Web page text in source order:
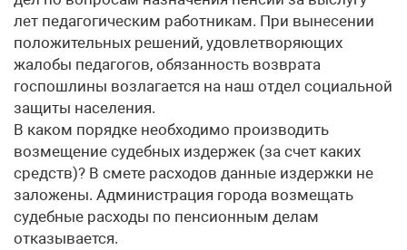
лет педагогическим работникам. При вынесении
положительных решений, удовлетворяющих
жалобы педагогов, обязанность возврата
госпошлины возлагается на наш отдел социальной
защиты населения.
В каком порядке необходимо производить
возмещение судебных издержек (за счет каких
средств)? В смете расходов данные издержки не
заложены. Администрация города возмещать
судебные расходы по пенсионным делам
отказывается.